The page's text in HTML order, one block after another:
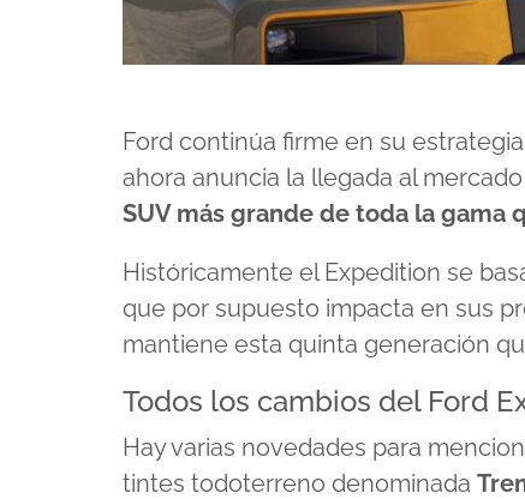
Ford continúa firme en su
ahora anuncia la llegada al
SUV más grande de toda la gama
Históricamente el Expedition se
que por supuesto impacta en sus
mantiene esta quinta generación
Todos los cambios del Ford
Hay varias novedades para
tintes todoterreno denominada